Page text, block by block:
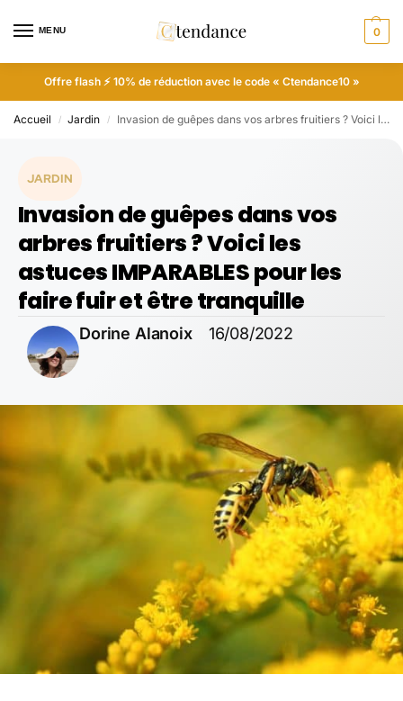
MENU 0
Offre flash ⚡ 10% de réduction avec le code « Ctendance10 »
Accueil / Jardin / Invasion de guêpes dans vos arbres fruitiers ? Voici les astuces IMPARABLES pour les faire fuir et être tranquille
JARDIN
Invasion de guêpes dans vos
arbres fruitiers ? Voici les
astuces IMPARABLES pour les
faire fuir et être tranquille
Dorine Alanoix 16/08/2022